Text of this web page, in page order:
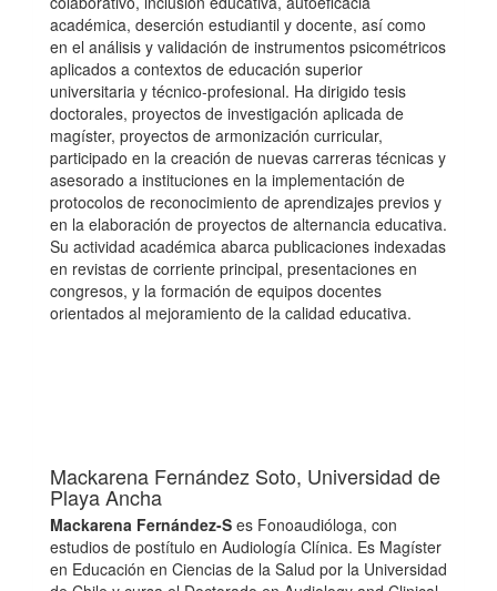
académica, deserción estudiantil y docente, así como
en el análisis y validación de instrumentos psicométricos
aplicados a contextos de educación superior
universitaria y técnico-profesional. Ha dirigido tesis
doctorales, proyectos de investigación aplicada de
magíster, proyectos de armonización curricular,
participado en la creación de nuevas carreras técnicas y
asesorado a instituciones en la implementación de
protocolos de reconocimiento de aprendizajes previos y
en la elaboración de proyectos de alternancia educativa.
Su actividad académica abarca publicaciones indexadas
en revistas de corriente principal, presentaciones en
congresos, y la formación de equipos docentes
orientados al mejoramiento de la calidad educativa.
Mackarena Fernández Soto, Universidad de
Playa Ancha
Mackarena Fernández-S es Fonoaudióloga, con
estudios de postítulo en Audiología Clínica. Es Magíster
en Educación en Ciencias de la Salud por la Universidad